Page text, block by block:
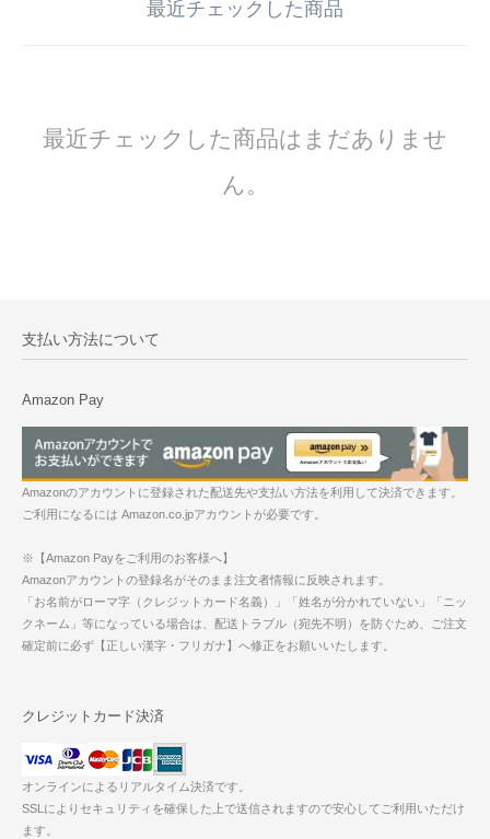
最近チェックした商品
最近チェックした商品はまだありませ
ん。
支払い方法について
Amazon Pay
Amazonのアカウントに登録された配送先や支払い方法を利用して決済できます。
ご利用になるには Amazon.co.jpアカウントが必要です。
※【Amazon Payをご利用のお客様へ】
Amazonアカウントの登録名がそのまま注文者情報に反映されます。
「お名前がローマ字（クレジットカード名義）」「姓名が分かれていない」「ニッ
クネーム」等になっている場合は、配送トラブル（宛先不明）を防ぐため、ご注文
確定前に必ず【正しい漢字・フリガナ】へ修正をお願いいたします。
クレジットカード決済
オンラインによるリアルタイム決済です。
SSLによりセキュリティを確保した上で送信されますので安心してご利用いただけ
ます。